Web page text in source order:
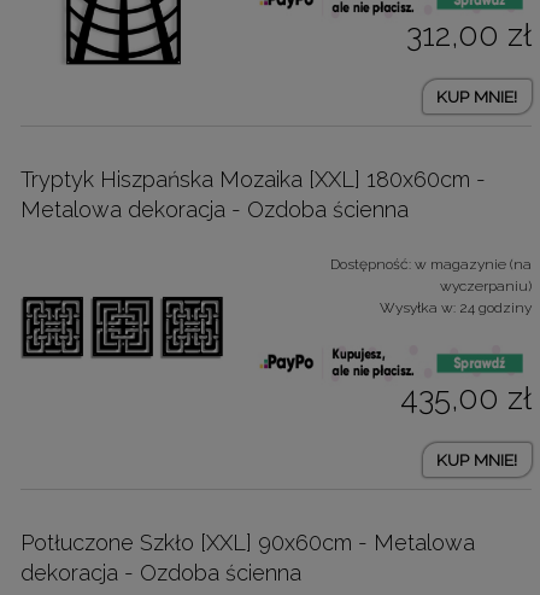
312,00 zł
KUP MNIE!
Tryptyk Hiszpańska Mozaika [XXL] 180x60cm -
Metalowa dekoracja - Ozdoba ścienna
Dostępność: w magazynie (na
wyczerpaniu)
Wysyłka w: 24 godziny
435,00 zł
KUP MNIE!
Potłuczone Szkło [XXL] 90x60cm - Metalowa
dekoracja - Ozdoba ścienna